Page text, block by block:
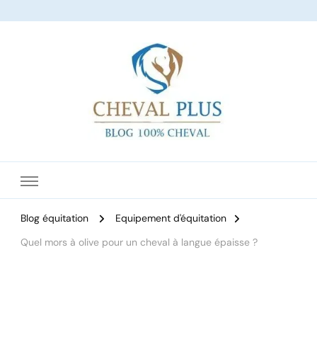
Blog équitation
Equipement d'équitation
Quel mors à olive pour un cheval à langue épaisse ?